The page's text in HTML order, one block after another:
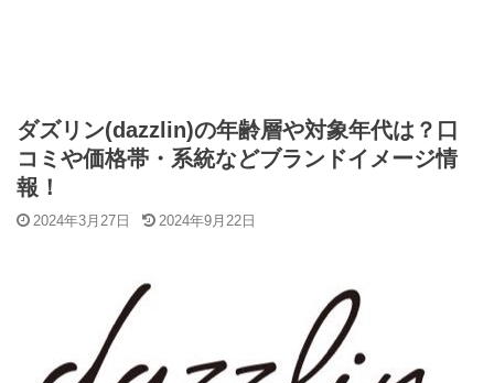
ダズリン(dazzlin)の年齢層や対象年代は？口
コミや価格帯・系統などブランドイメージ情
報！
2024年3月27日 2024年9月22日